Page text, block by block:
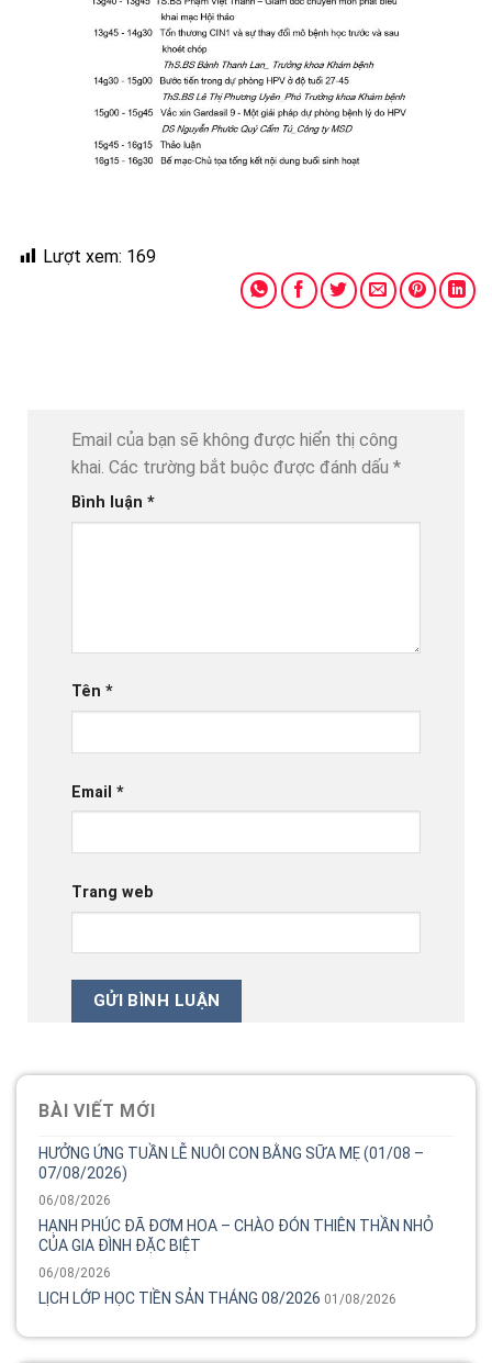
Lượt xem: 169
Email của bạn sẽ không được hiển thị công
khai. Các trường bắt buộc được đánh dấu *
Bình luận *
Tên *
Email *
Trang web
BÀI VIẾT MỚI
HƯỞNG ỨNG TUẦN LỄ NUÔI CON BẰNG SỮA MẸ (01/08 –
07/08/2026)
06/08/2026
HẠNH PHÚC ĐÃ ĐƠM HOA – CHÀO ĐÓN THIÊN THẦN NHỎ
CỦA GIA ĐÌNH ĐẶC BIỆT
06/08/2026
LỊCH LỚP HỌC TIỀN SẢN THÁNG 08/2026 01/08/2026